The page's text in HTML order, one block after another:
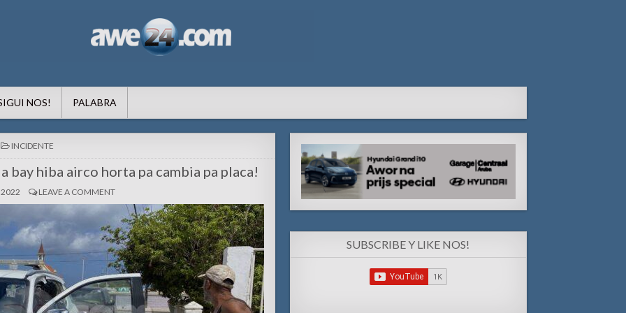
NOS! PALABRA
POSTED
IN
INCIDENTE
bay hiba airco horta pa cambia pa placa!
LEAVE A COMMENT
SUBSCRIBE Y LIKE NOS!